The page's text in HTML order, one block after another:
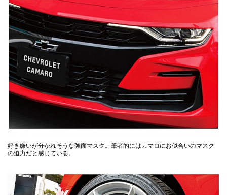
好き嫌いが分かれそうな強面マスク。筆者的にはカマロにお似合いのマスク
の迫力だと感じている。